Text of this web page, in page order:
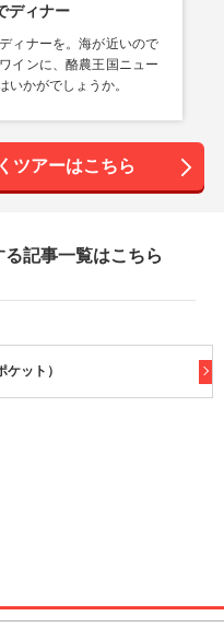
ディナー
ィナーを。海が近いので
インに、酪農王国ニュー
いかがでしょうか。
ツアーはこちら
記事一覧はこちら
ット）